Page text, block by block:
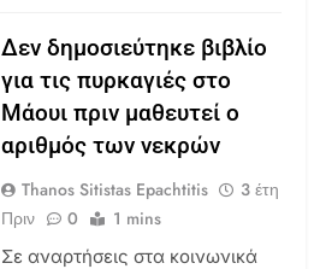
Δεν δημοσιεύτηκε βιβλίο
για τις πυρκαγιές στο
Μάουι πριν μαθευτεί ο
αριθμός των νεκρών
Thanos Sitistas Epachtitis
3 έτη
Πριν
0 1 mins
Σε αναρτήσεις στα κοινωνικά